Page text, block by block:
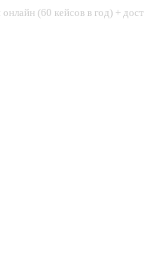
(60 кейсов в год) +